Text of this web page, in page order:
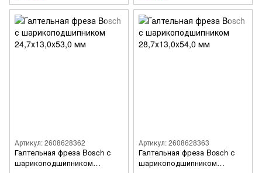
Артикул: 2608628362
Галтельная фреза Bosch с
шарикоподшипником
Артикул: 2608628363
Галтельная фреза Bosch с
шарикоподшипником